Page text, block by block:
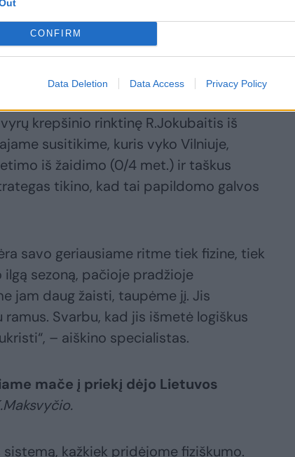
CONFIRM
Data Deletion Data Access Privacy Policy
tame nebuvo.
(šypsosi – red.). Jis buvo karštas,
specialistas.
krepšinio rinktinę R.Jokubaitis iš
susitikime, kuris vyko Vilniuje,
iš žaidimo (0/4 met.) ir taškus
tikino, kad tai papildomo galvos
savo geriausiame ritme tiek fizine, tiek
sezoną, pačioje pradžioje
jam daug žaisti, taupėme jį. Jis
Svarbu, kad jis išmetė logiškus
– aiškino specialistas.
mače į priekį dėjo Lietuvos
kažkiek pridėjome fiziškumo.